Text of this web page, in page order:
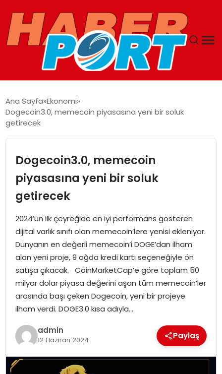
GUNCEL
SAĞLIK
SPOR
MAGAZIN
SPOR
EĞITIM
OTOMOBIL
TEKNOLOJI
Ana Sayfa Ekonomi
Dogecoin3.0, memecoin piyasasına yeni bir soluk
getirecek
Dogecoin3.0, memecoin
piyasasına yeni bir soluk
getirecek
2024’ün ilk çeyreğide en iyi performans gösteren
dijital varlık sınıfı olan memecoin’lere yenisi ekleniyor.
Dünyanın en değerli memecoin’i DOGE’dan ilham
alan yeni proje, 9 ağda kredi kartı seçeneğiyle ön
satışa çıkacak. CoinMarketCap’e göre toplam 50
milyar dolar piyasa değerini aşan tüm memecoin’ler
arasında başı çeken Dogecoin, yeni bir projeye
ilham verdi. DOGE3.0 kısa adıyla…
admin
12 Haziran 2024 Paylaş